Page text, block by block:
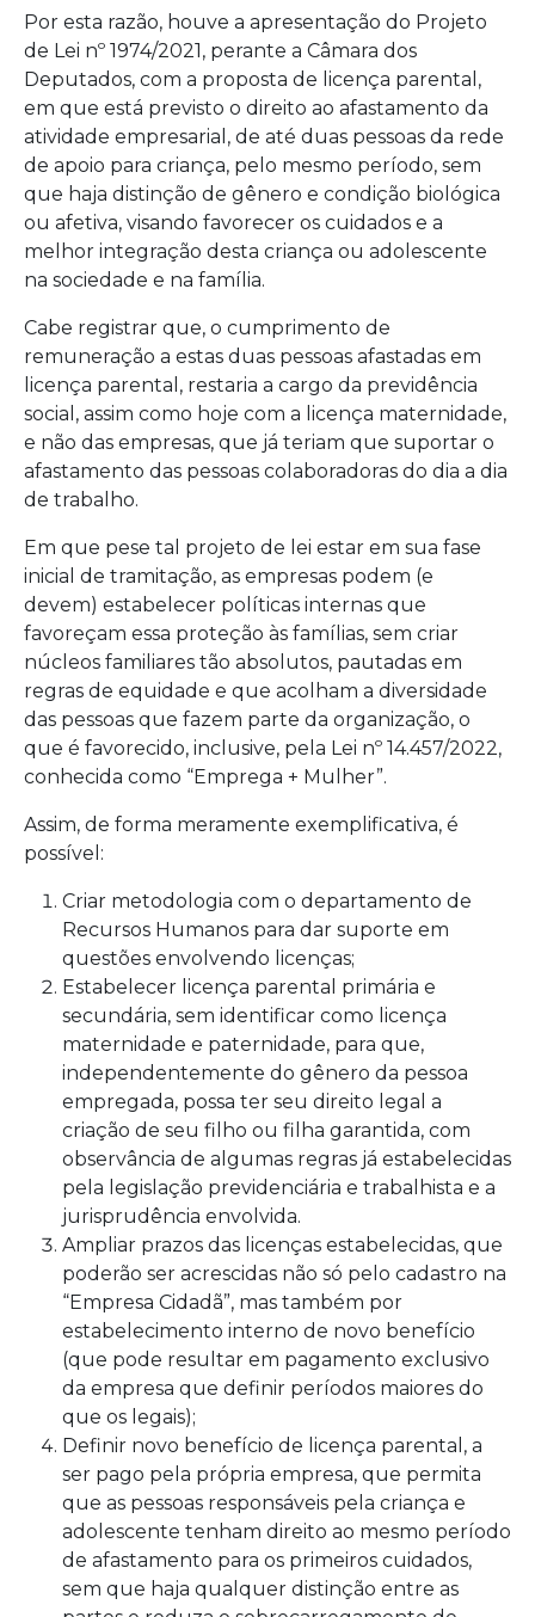
Por esta razão, houve a apresentação do Projeto
de Lei nº 1974/2021, perante a Câmara dos
Deputados, com a proposta de licença parental,
em que está previsto o direito ao afastamento da
atividade empresarial, de até duas pessoas da rede
de apoio para criança, pelo mesmo período, sem
que haja distinção de gênero e condição biológica
ou afetiva, visando favorecer os cuidados e a
melhor integração desta criança ou adolescente
na sociedade e na família.
Cabe registrar que, o cumprimento de
remuneração a estas duas pessoas afastadas em
licença parental, restaria a cargo da previdência
social, assim como hoje com a licença maternidade,
e não das empresas, que já teriam que suportar o
afastamento das pessoas colaboradoras do dia a dia
de trabalho.
Em que pese tal projeto de lei estar em sua fase
inicial de tramitação, as empresas podem (e
devem) estabelecer políticas internas que
favoreçam essa proteção às famílias, sem criar
núcleos familiares tão absolutos, pautadas em
regras de equidade e que acolham a diversidade
das pessoas que fazem parte da organização, o
que é favorecido, inclusive, pela Lei nº 14.457/2022,
conhecida como “Emprega + Mulher”.
Assim, de forma meramente exemplificativa, é
possível:
Criar metodologia com o departamento de
Recursos Humanos para dar suporte em
questões envolvendo licenças;
Estabelecer licença parental primária e
secundária, sem identificar como licença
maternidade e paternidade, para que,
independentemente do gênero da pessoa
empregada, possa ter seu direito legal a
criação de seu filho ou filha garantida, com
observância de algumas regras já estabelecidas
pela legislação previdenciária e trabalhista e a
jurisprudência envolvida.
Ampliar prazos das licenças estabelecidas, que
poderão ser acrescidas não só pelo cadastro na
“Empresa Cidadã”, mas também por
estabelecimento interno de novo benefício
(que pode resultar em pagamento exclusivo
da empresa que definir períodos maiores do
que os legais);
Definir novo benefício de licença parental, a
ser pago pela própria empresa, que permita
que as pessoas responsáveis pela criança e
adolescente tenham direito ao mesmo período
de afastamento para os primeiros cuidados,
sem que haja qualquer distinção entre as